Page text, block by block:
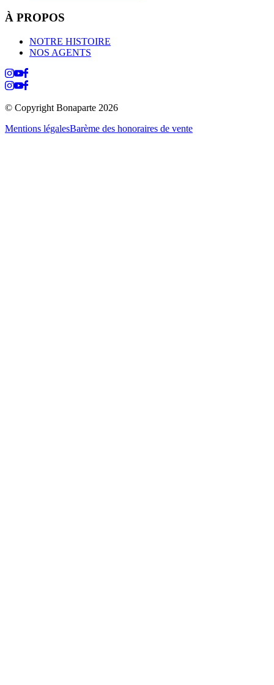
À PROPOS
NOTRE HISTOIRE
NOS AGENTS
© Copyright Bonaparte 2026
Mentions légalesBarème des honoraires de vente